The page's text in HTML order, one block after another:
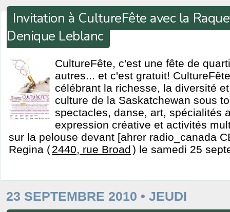
Invitation à CultureFête avec la
Denique Leblanc
CultureFête, c'est une fête de
autres... et c'est gratuit!
célébrant la richesse, la diversité
culture de la Saskatchewan sous
spectacles, danse, art, spécialités
expression créative et activités
sur la pelouse devant [ahrer radio_canada
Regina (2440, rue Broad) le samedi 25
23 SEPTEMBRE 2010 • JEUDI